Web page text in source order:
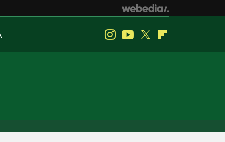
InstagramYoutube
Twitter